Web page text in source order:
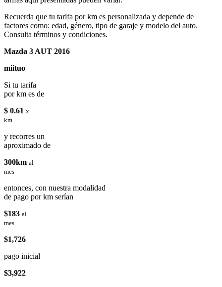
Recuerda que tu tarifa por km es personalizada y depende de
factores como: edad, género, tipo de garaje y modelo del auto.
Consulta términos y condiciones.
Mazda 3 AUT 2016
miituo
Si tu tarifa
por km es de
$ 0.61 x
km
y recorres un
aproximado de
300km al
mes
entonces, con nuestra modalidad
de pago por km serían
$183 al
mes
$1,726
pago inicial
$3,922